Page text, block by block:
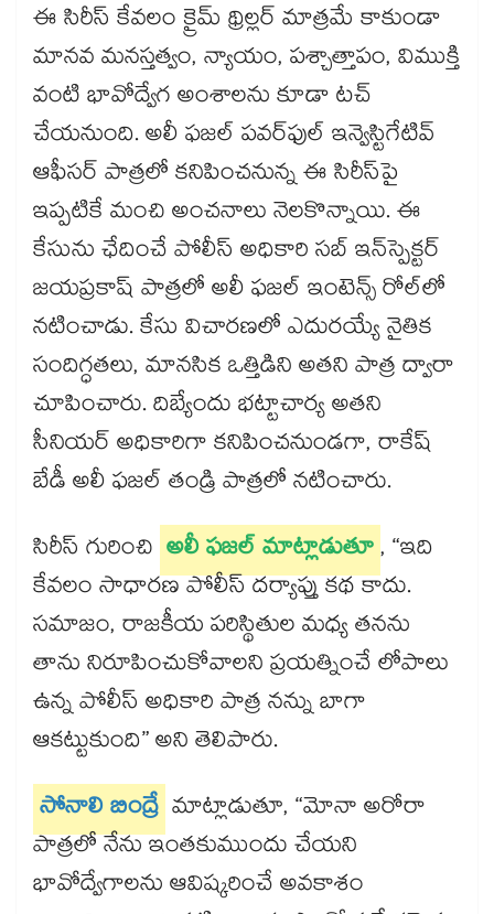
ఈ సిరీస్ కేవలం క్రైమ్ థ్రిల్లర్ మాత్రమే కాకుండా
మానవ మనస్తత్వం, న్యాయం, పశ్చాత్తాపం, విముక్తి
వంటి భావోద్వేగ అంశాలను కూడా టచ్
చేయనుంది. అలీ ఫజల్‌ పవర్‌ఫుల్ ఇన్వెస్టిగేటివ్
ఆఫీసర్ పాత్రలో కనిపించనున్న ఈ సిరీస్‌పై
ఇప్పటికే మంచి అంచనాలు నెలకొన్నాయి. ఈ
కేసును ఛేదించే పోలీస్ అధికారి సబ్ ఇన్‌స్పెక్టర్
జయప్రకాష్ పాత్రలో అలీ ఫజల్ ఇంటెన్స్ రోల్⁬లో
నటించాడు. కేసు విచారణలో ఎదురయ్యే నైతిక
సందిగ్ధతలు, మానసిక ఒత్తిడిని అతని పాత్ర ద్వారా
చూపించారు. దిబ్యేందు భట్టాచార్య అతని
సీనియర్ అధికారిగా కనిపించనుండగా, రాకేష్
బేడీ అలీ ఫజల్ తండ్రి పాత్రలో నటించారు.
సిరీస్ గురించి అలీ ఫజల్ మాట్లాడుతూ, “ఇది
కేవలం సాధారణ పోలీస్ దర్యాప్తు కథ కాదు.
సమాజం, రాజకీయ పరిస్థితుల మధ్య తనను
తాను నిరూపించుకోవాలని ప్రయత్నించే లోపాలు
ఉన్న పోలీస్ అధికారి పాత్ర నన్ను బాగా
ఆకట్టుకుంది” అని తెలిపారు.
సోనాలి బింద్రే మాట్లాడుతూ, “మోనా అరోరా
పాత్రలో నేను ఇంతకుముందు చేయని
భావోద్వేగాలను ఆవిష్కరించే అవకాశం